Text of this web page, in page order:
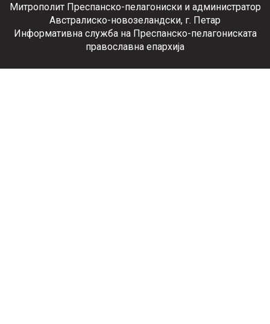
Митрополит Преспанско-пелагониски и администратор
Австралиско-новозеландски, г. Петар
Информативна служба на Преспанско-пелагониската
православна епархија